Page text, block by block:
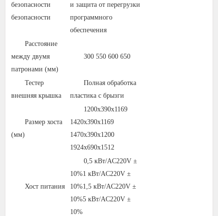
безопасности
безопасности
и защита от перегрузки
программного
обеспечения
Расстояние
между двумя
патронами (мм)
300 550 600 650
Тестер
внешняя крышка
Полная обработка
пластика с брызги
Размер хоста
(мм)
1200x390x1169
1420x390x1169
1470x390x1200
1924x690x1512
Хост питания
0,5 кВт/AC220V ±
10%1 кВт/AC220V ±
10%1,5 кВт/AC220V ±
10%5 кВт/AC220V ±
10%